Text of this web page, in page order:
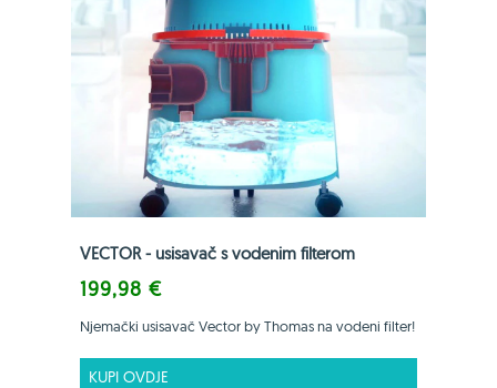
VECTOR - usisavač s vodenim filterom
199,98 €
Njemački usisavač Vector by Thomas na vodeni filter!
KUPI OVDJE